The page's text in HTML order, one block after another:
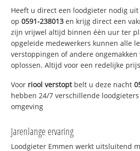
Heeft u direct een loodgieter nodig uit
op0591-238013 en krijg direct een
zijn vrijwel altijd binnen één uur ter
opgeleide medewerkers kunnen alle
verstoppingen of andere
oplossen. Altijd voor een redelijke
Voor riool verstoptbelt u deze nacht
hebben 24/7 verschillende
omgeving
Jarenlange ervaring
Loodgieter Emmen werkt uitsluitend